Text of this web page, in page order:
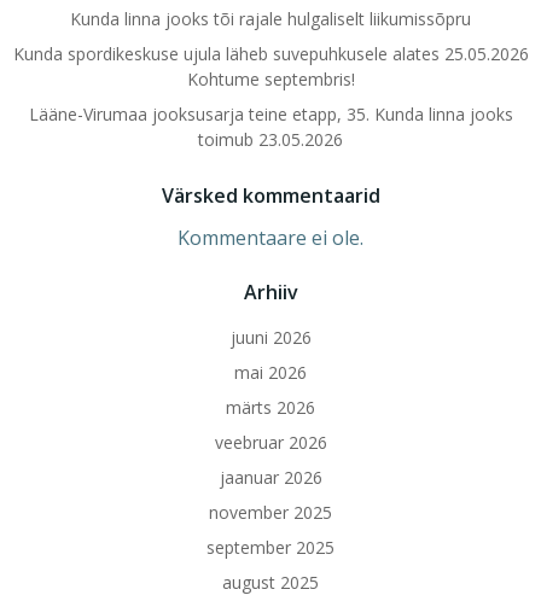
Kunda linna jooks tõi rajale hulgaliselt liikumissõpru
Kunda spordikeskuse ujula läheb suvepuhkusele alates 25.05.2026
Kohtume septembris!
Lääne-Virumaa jooksusarja teine etapp, 35. Kunda linna jooks
toimub 23.05.2026
Värsked kommentaarid
Kommentaare ei ole.
Arhiiv
juuni 2026
mai 2026
märts 2026
veebruar 2026
jaanuar 2026
november 2025
september 2025
august 2025